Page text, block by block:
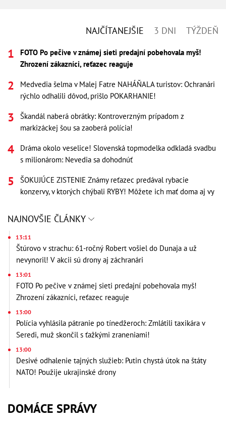
NAJČÍTANEJŠIE 3 DNI TÝŽDEŇ
FOTO Po pečive v známej sieti predajní pobehovala myš!
Zhrození zákazníci, reťazec reaguje
Medvedia šelma v Malej Fatre NAHÁŇALA turistov: Ochranári
rýchlo odhalili dôvod, prišlo POKARHANIE!
Škandál naberá obrátky: Kontroverzným prípadom z
markizáckej šou sa zaoberá polícia!
Dráma okolo veselice! Slovenská topmodelka odkladá svadbu
s milionárom: Nevedia sa dohodnúť
ŠOKUJÚCE ZISTENIE Známy reťazec predával rybacie
konzervy, v ktorých chýbali RYBY! Môžete ich mať doma aj vy
NAJNOVŠIE ČLÁNKY
13:11
Štúrovo v strachu: 61-ročný Robert vošiel do Dunaja a už
nevynoril! V akcii sú drony aj záchranári
13:01
FOTO Po pečive v známej sieti predajní pobehovala myš!
Zhrození zákazníci, reťazec reaguje
13:00
Polícia vyhlásila pátranie po tínedžeroch: Zmlátili taxikára v
Seredi, muž skončil s ťažkými zraneniami!
13:00
Desivé odhalenie tajných služieb: Putin chystá útok na štáty
NATO! Použije ukrajinské drony
DOMÁCE SPRÁVY